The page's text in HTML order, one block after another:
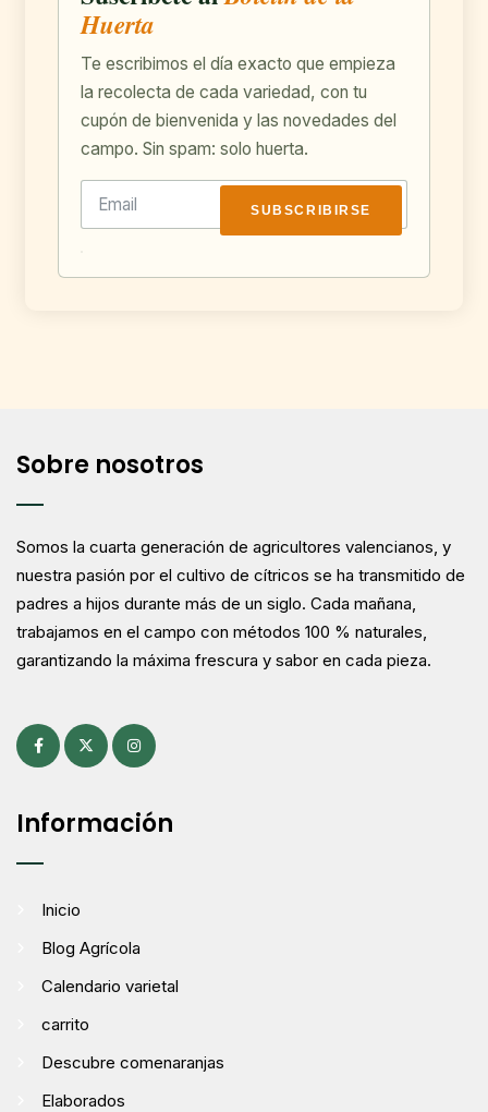
Huerta
Te escribimos el día exacto que empieza
la recolecta de cada variedad, con tu
cupón de bienvenida y las novedades del
campo. Sin spam: solo huerta.
SUBSCRIBIRSE
Sobre nosotros
Somos la cuarta generación de agricultores valencianos, y
nuestra pasión por el cultivo de cítricos se ha transmitido de
padres a hijos durante más de un siglo. Cada mañana,
trabajamos en el campo con métodos 100 % naturales,
garantizando la máxima frescura y sabor en cada pieza.
Información
Inicio
Blog Agrícola
Calendario varietal
carrito
Descubre comenaranjas
Elaborados